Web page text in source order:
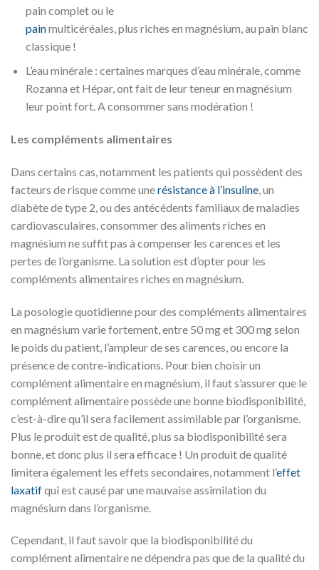
pain complet ou le
painmulticéréales, plus riches en magnésium, au pain blanc
classique !
L’eau minérale : certaines marques d’eau minérale, comme
Rozanna et Hépar, ont fait de leur teneur en magnésium
leur point fort. A consommer sans modération !
Les compléments alimentaires
Dans certains cas, notamment les patients qui possèdent des
facteurs de risque comme unerésistance à l’insuline , un
diabète de type 2, ou des antécédents familiaux de maladies
cardiovasculaires, consommer des aliments riches en
magnésium ne suffit pas à compenser les carences et les
pertes de l’organisme. La solution est d’opter pour les
compléments alimentaires riches en magnésium.
La posologie quotidienne pour des compléments alimentaires
en magnésium varie fortement, entre 50 mg et 300 mg selon
le poids du patient, l’ampleur de ses carences, ou encore la
présence de contre-indications. Pour bien choisir un
complément alimentaire en magnésium, il faut s’assurer que le
complément alimentaire possède une bonne biodisponibilité,
c’est-à-dire qu’il sera facilement assimilable par l’organisme.
Plus le produit est de qualité, plus sa biodisponibilité sera
bonne, et donc plus il sera efficace ! Un produit de qualité
limitera également les effets secondaires, notamment l’effet
laxatifqui est causé par une mauvaise assimilation du
magnésium dans l’organisme.
Cependant, il faut savoir que la biodisponibilité du
complément alimentaire ne dépendra pas que de la qualité du